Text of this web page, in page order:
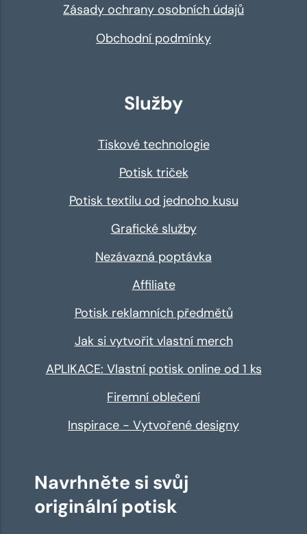
Zásady ochrany osobních údajů
Obchodní podmínky
Služby
Tiskové technologie
Potisk triček
Potisk textilu od jednoho kusu
Grafické služby
Nezávazná poptávka
Affiliate
Potisk reklamních předmětů
Jak si vytvořit vlastní merch
APLIKACE: Vlastní potisk online od 1 ks
Firemní oblečení
Inspirace - Vytvořené designy
Navrhněte si svůj
originální potisk